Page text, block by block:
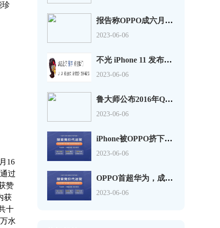
珍
16
过
赞
获
十
水
报告称OPPO成六月销量最佳手机，超过苹果华为
2023-06-06
不光 iPhone 11 发布了，OPPO Reno2 也同样值得关注
2023-06-06
鲁大师公布2016年Q3季手机流畅度排行 魅族PRO6第一
2023-06-06
iPhone被OPPO挤下神坛，不再是中国最畅销的手机
2023-06-06
OPPO首超华为，成国内智能机年度出货冠军
2023-06-06